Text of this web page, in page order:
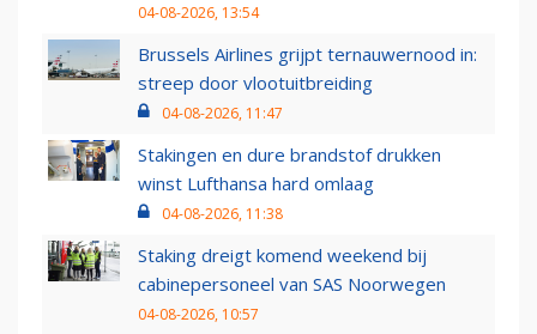
04-08-2026, 13:54
Brussels Airlines grijpt ternauwernood in:
streep door vlootuitbreiding
04-08-2026, 11:47
Stakingen en dure brandstof drukken
winst Lufthansa hard omlaag
04-08-2026, 11:38
Staking dreigt komend weekend bij
cabinepersoneel van SAS Noorwegen
04-08-2026, 10:57